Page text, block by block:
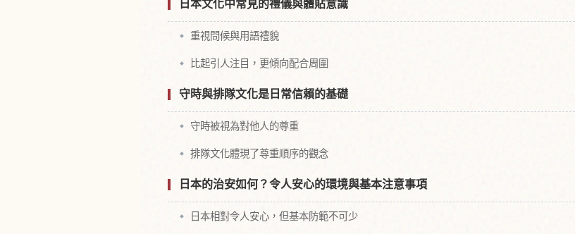
日本文化中常見的禮儀與體貼意識
重視問候與用語禮貌
比起引人注目，更傾向配合周圍
守時與排隊文化是日常信賴的基礎
守時被視為對他人的尊重
排隊文化體現了尊重順序的觀念
日本的治安如何？令人安心的環境與基本注意事項
日本相對令人安心，但基本防範不可少